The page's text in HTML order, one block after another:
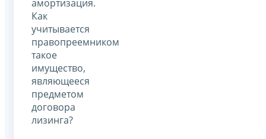
амортизация.
Как
учитывается
правопреемником
такое
имущество,
являющееся
предметом
договора
лизинга?